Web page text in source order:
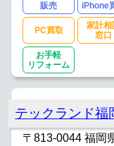
販売
iPhone
PC買取
家計相
窓口
お手軽
リフォーム
テックランド福
〒813-0044 福岡